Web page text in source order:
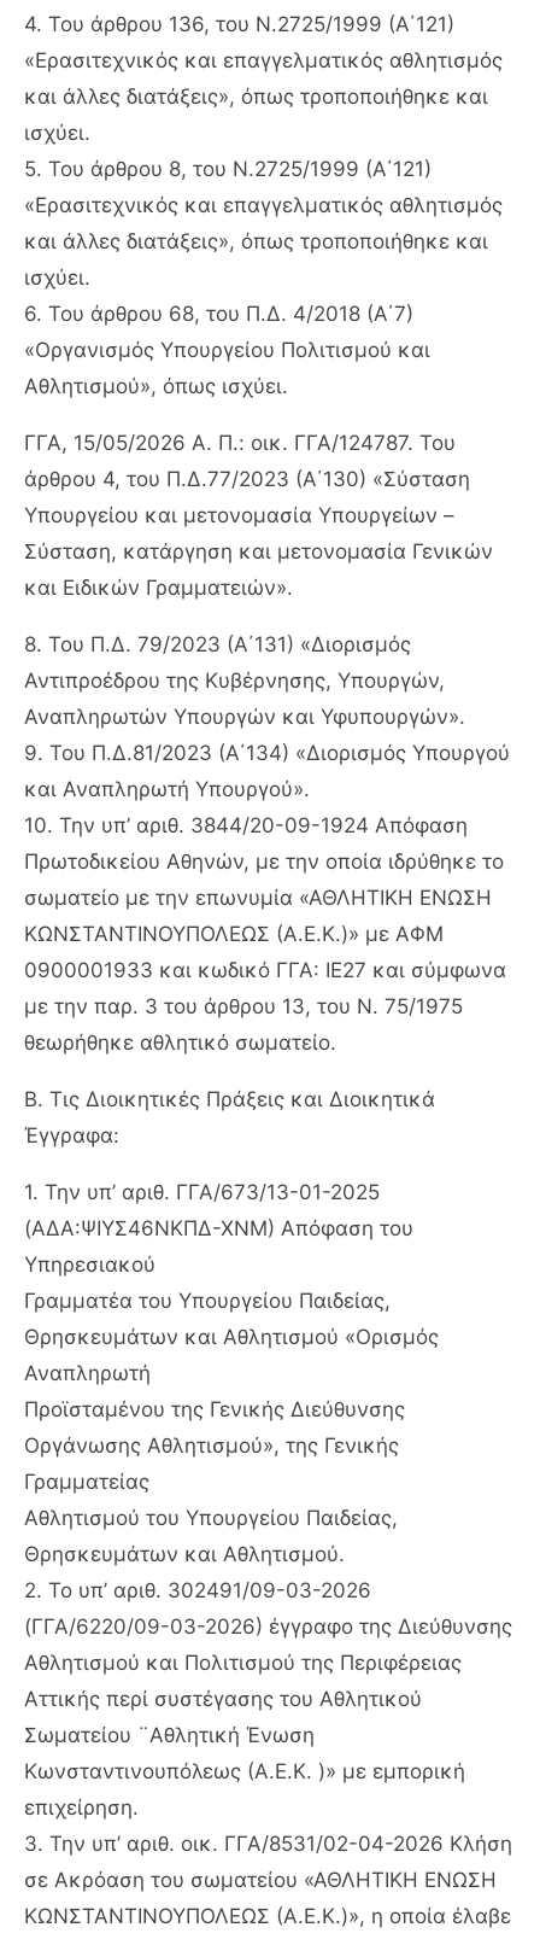
4. Του άρθρου 136, του Ν.2725/1999 (Α΄121)
«Ερασιτεχνικός και επαγγελματικός αθλητισμός
και άλλες διατάξεις», όπως τροποποιήθηκε και
ισχύει.
5. Του άρθρου 8, του Ν.2725/1999 (Α΄121)
«Ερασιτεχνικός και επαγγελματικός αθλητισμός
και άλλες διατάξεις», όπως τροποποιήθηκε και
ισχύει.
6. Του άρθρου 68, του Π.Δ. 4/2018 (Α΄7)
«Οργανισμός Υπουργείου Πολιτισμού και
Αθλητισμού», όπως ισχύει.
ΓΓΑ, 15/05/2026 Α. Π.: οικ. ΓΓΑ/124787. Του
άρθρου 4, του Π.Δ.77/2023 (Α΄130) «Σύσταση
Υπουργείου και μετονομασία Υπουργείων –
Σύσταση, κατάργηση και μετονομασία Γενικών
και Ειδικών Γραμματειών».
8. Του Π.Δ. 79/2023 (Α΄131) «Διορισμός
Αντιπροέδρου της Κυβέρνησης, Υπουργών,
Αναπληρωτών Υπουργών και Υφυπουργών».
9. Του Π.Δ.81/2023 (Α΄134) «Διορισμός Υπουργού
και Αναπληρωτή Υπουργού».
10. Την υπ’ αριθ. 3844/20-09-1924 Απόφαση
Πρωτοδικείου Αθηνών, με την οποία ιδρύθηκε το
σωματείο με την επωνυμία «ΑΘΛΗΤΙΚΗ ΕΝΩΣΗ
ΚΩΝΣΤΑΝΤΙΝΟΥΠΟΛΕΩΣ (Α.Ε.Κ.)» με ΑΦΜ
0900001933 και κωδικό ΓΓΑ: ΙΕ27 και σύμφωνα
με την παρ. 3 του άρθρου 13, του Ν. 75/1975
θεωρήθηκε αθλητικό σωματείο.
Β. Τις Διοικητικές Πράξεις και Διοικητικά
Έγγραφα:
1. Την υπ’ αριθ. ΓΓΑ/673/13-01-2025
(ΑΔΑ:ΨΙΥΣ46ΝΚΠΔ-ΧΝΜ) Απόφαση του
Υπηρεσιακού
Γραμματέα του Υπουργείου Παιδείας,
Θρησκευμάτων και Αθλητισμού «Ορισμός
Αναπληρωτή
Προϊσταμένου της Γενικής Διεύθυνσης
Οργάνωσης Αθλητισμού», της Γενικής
Γραμματείας
Αθλητισμού του Υπουργείου Παιδείας,
Θρησκευμάτων και Αθλητισμού.
2. Το υπ’ αριθ. 302491/09-03-2026
(ΓΓΑ/6220/09-03-2026) έγγραφο της Διεύθυνσης
Αθλητισμού και Πολιτισμού της Περιφέρειας
Αττικής περί συστέγασης του Αθλητικού
Σωματείου ¨Αθλητική Ένωση
Κωνσταντινουπόλεως (Α.Ε.Κ. )» με εμπορική
επιχείρηση.
3. Την υπ’ αριθ. οικ. ΓΓΑ/8531/02-04-2026 Κλήση
σε Ακρόαση του σωματείου «ΑΘΛΗΤΙΚΗ ΕΝΩΣΗ
ΚΩΝΣΤΑΝΤΙΝΟΥΠΟΛΕΩΣ (Α.Ε.Κ.)», η οποία έλαβε